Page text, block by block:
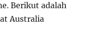
Berikut adalah
Australia